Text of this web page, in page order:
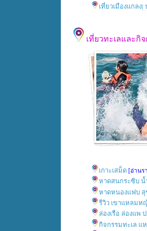
เที่ยวเมืองแกล
เที่ยวทะเลและกิ
เกาะเสม็ด [อ่านร
หาดสนกระซิบ น้
หาดหนองแฟบ สุ
รีวิว เขาแหลมห
ล่องเรือ ล่องแพ
กิจกรรมทะเล แ